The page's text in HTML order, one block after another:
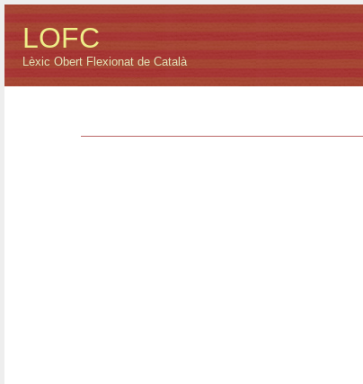
LOFC
Lèxic Obert Flexionat de Català